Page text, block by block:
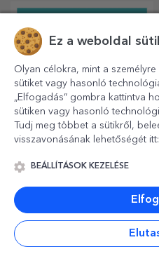
Személyre szabott bőr
pénztárcák
Elengedhetetlen, klasszikus
kiegészítő, tökéletes minden
férfi számára!
Ez a weboldal
Olyan célokra, mint a
sütiket vagy hasonló
„Elfogadás” gombra kattintva
sütiken vagy hasonló
Tudj meg többet a sütikről,
visszavonásának lehetőségét itt:
BEÁLLÍTÁSOK KEZELÉSE